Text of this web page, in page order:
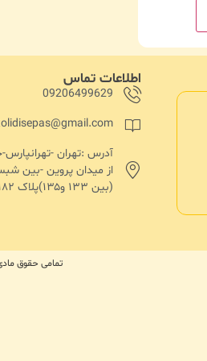
اطلاعات تماس
09206499629
از میدان پروین -بین
(بین ۱۳۳ و۱۳۵)پلاک ۱۸۲
تمامی حقوق